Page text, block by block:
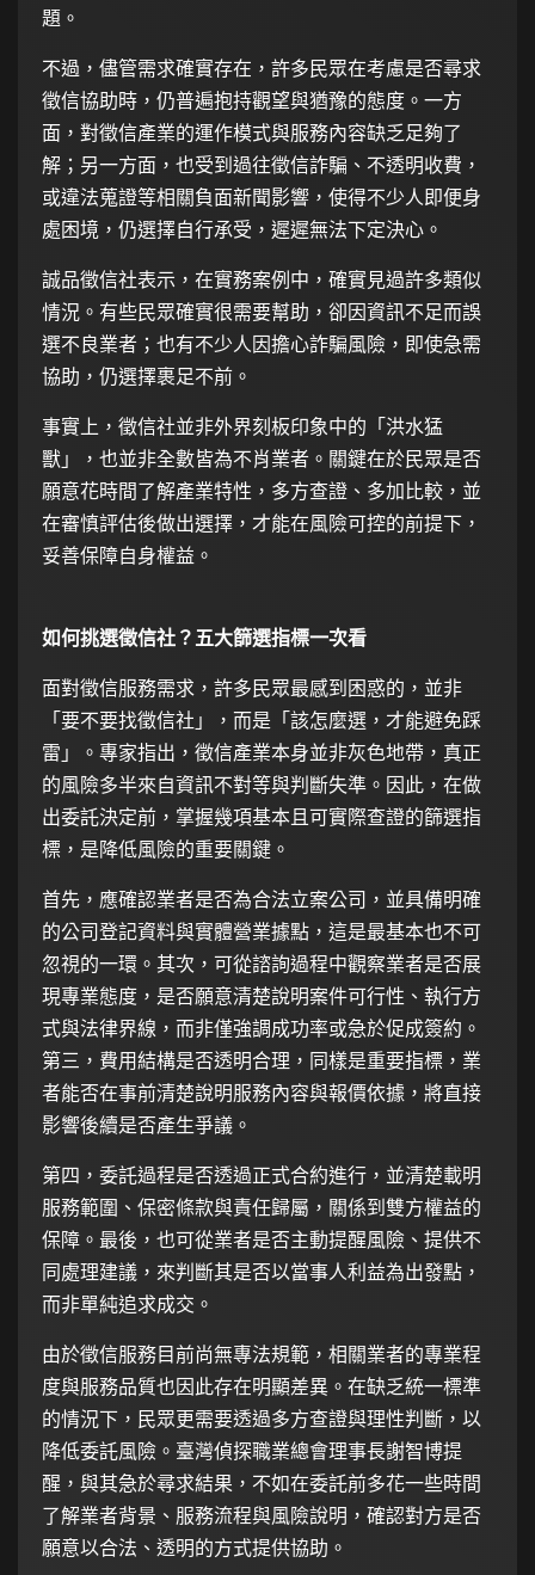
題。
不過，儘管需求確實存在，許多民眾在考慮是否尋求
徵信協助時，仍普遍抱持觀望與猶豫的態度。一方
面，對徵信產業的運作模式與服務內容缺乏足夠了
解；另一方面，也受到過往徵信詐騙、不透明收費，
或違法蒐證等相關負面新聞影響，使得不少人即便身
處困境，仍選擇自行承受，遲遲無法下定決心。
誠品徵信社表示，在實務案例中，確實見過許多類似
情況。有些民眾確實很需要幫助，卻因資訊不足而誤
選不良業者；也有不少人因擔心詐騙風險，即使急需
協助，仍選擇裹足不前。
事實上，徵信社並非外界刻板印象中的「洪水猛
獸」，也並非全數皆為不肖業者。關鍵在於民眾是否
願意花時間了解產業特性，多方查證、多加比較，並
在審慎評估後做出選擇，才能在風險可控的前提下，
妥善保障自身權益。
如何挑選徵信社？五大篩選指標一次看
面對徵信服務需求，許多民眾最感到困惑的，並非
「要不要找徵信社」，而是「該怎麼選，才能避免踩
雷」。專家指出，徵信產業本身並非灰色地帶，真正
的風險多半來自資訊不對等與判斷失準。因此，在做
出委託決定前，掌握幾項基本且可實際查證的篩選指
標，是降低風險的重要關鍵。
首先，應確認業者是否為合法立案公司，並具備明確
的公司登記資料與實體營業據點，這是最基本也不可
忽視的一環。其次，可從諮詢過程中觀察業者是否展
現專業態度，是否願意清楚說明案件可行性、執行方
式與法律界線，而非僅強調成功率或急於促成簽約。
第三，費用結構是否透明合理，同樣是重要指標，業
者能否在事前清楚說明服務內容與報價依據，將直接
影響後續是否產生爭議。
第四，委託過程是否透過正式合約進行，並清楚載明
服務範圍、保密條款與責任歸屬，關係到雙方權益的
保障。最後，也可從業者是否主動提醒風險、提供不
同處理建議，來判斷其是否以當事人利益為出發點，
而非單純追求成交。
由於徵信服務目前尚無專法規範，相關業者的專業程
度與服務品質也因此存在明顯差異。在缺乏統一標準
的情況下，民眾更需要透過多方查證與理性判斷，以
降低委託風險。 臺灣偵探職業總會理事長謝智博提
醒，與其急於尋求結果，不如在委託前多花一些時間
了解業者背景、服務流程與風險說明，確認對方是否
願意以合法、透明的方式提供協助。